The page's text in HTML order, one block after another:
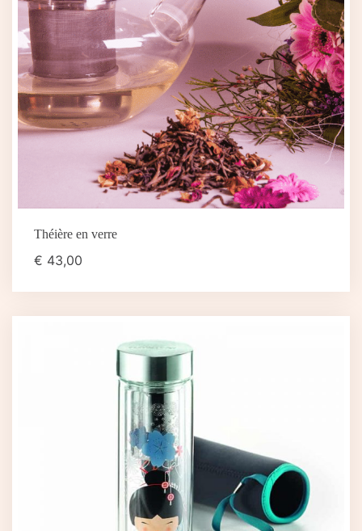
Théière en verre
€ 43,00